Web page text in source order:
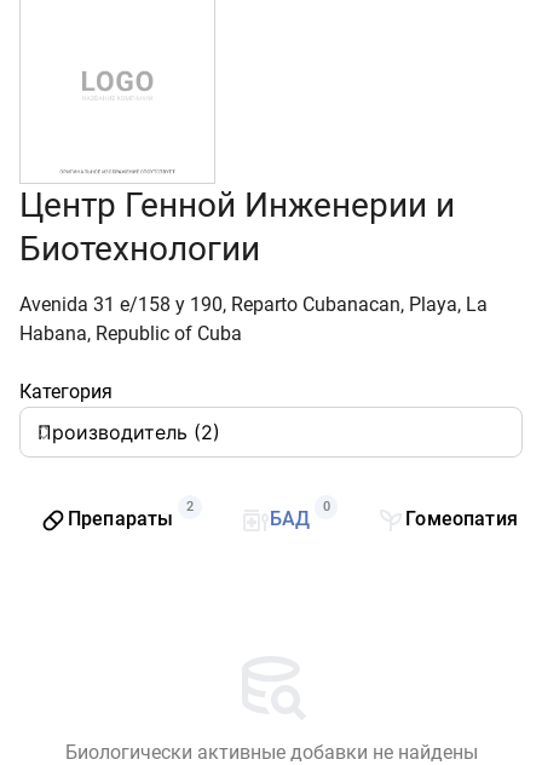
Центр Генной Инженерии и
Биотехнологии
Avenida 31 e/158 y 190, Reparto Cubanacan, Playa, La
Habana, Republic of Cuba
Категория
Препараты
2
БАД
0
Гомеопатия
Биологически активные добавки не найдены